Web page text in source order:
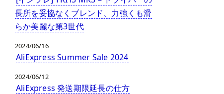
長所を妥協なくブレンド、力強くも滑
らか美麗な第3世代
2024/06/16
AliExpress Summer Sale 2024
2024/06/12
AliExpress 発送期限延長の仕方